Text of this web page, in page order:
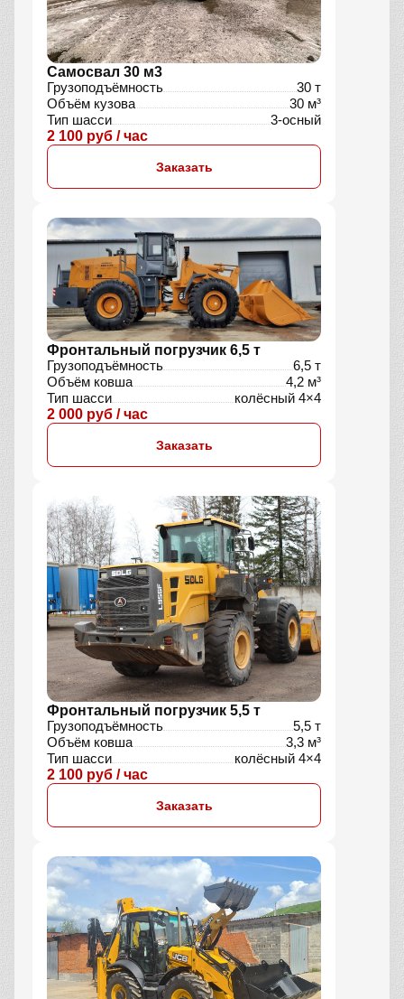
Самосвал 30 м3
Грузоподъёмность
30 т
Объём кузова
30 м³
Тип шасси
3-осный
2 100 руб / час
Заказать
Фронтальный погрузчик 6,5 т
Грузоподъёмность
6,5 т
Объём ковша
4,2 м³
Тип шасси
колёсный 4×4
2 000 руб / час
Заказать
Фронтальный погрузчик 5,5 т
Грузоподъёмность
5,5 т
Объём ковша
3,3 м³
Тип шасси
колёсный 4×4
2 100 руб / час
Заказать